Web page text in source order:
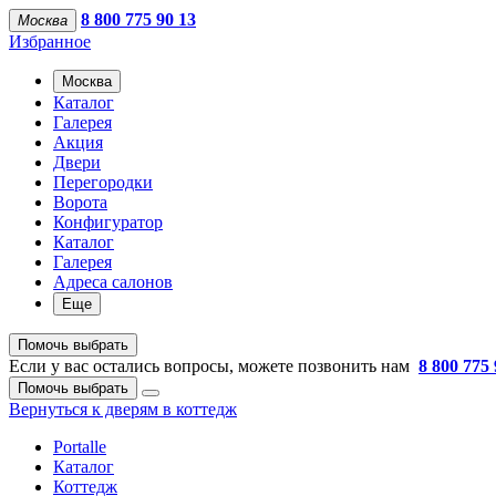
Москва
8 800 775 90 13
Избранное
Москва
Каталог
Галерея
Акция
Двери
Перегородки
Ворота
Конфигуратор
Каталог
Галерея
Адреса салонов
Еще
Помочь выбрать
Если у вас остались вопросы, можете позвонить нам 8 800 775
Помочь выбрать
Вернуться к дверям в коттедж
Portalle
Каталог
Коттедж